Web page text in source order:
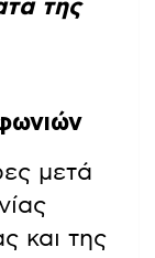
της
μετά
και της